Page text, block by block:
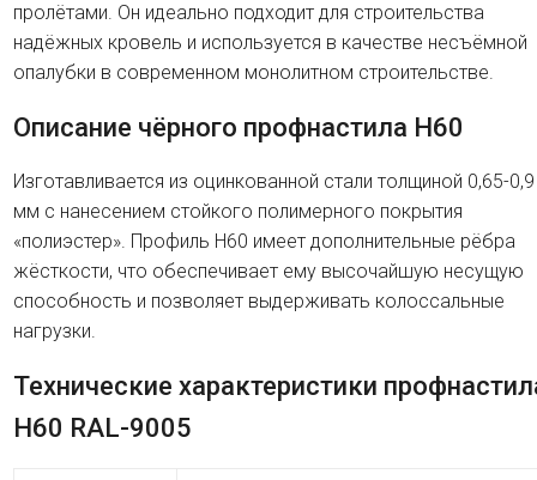
пролётами. Он идеально подходит для строительства
надёжных кровель и используется в качестве несъёмной
опалубки в современном монолитном строительстве.
Описание чёрного профнастила H60
Изготавливается из оцинкованной стали толщиной 0,65-0,9
мм с нанесением стойкого полимерного покрытия
«полиэстер». Профиль H60 имеет дополнительные рёбра
жёсткости, что обеспечивает ему высочайшую несущую
способность и позволяет выдерживать колоссальные
нагрузки.
Технические характеристики
H60 RAL-9005